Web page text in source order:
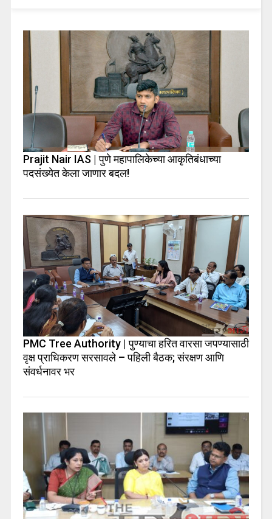
Prajit Nair IAS | पुणे महापालिकेच्या आकृतिबंधाच्या
पदसंख्येत केला जाणार बदल!
PMC Tree Authority | पुण्याचा हरित वारसा जपण्यासाठी
वृक्ष प्राधिकरण सरसावले – पहिली बैठक; संरक्षण आणि
संवर्धनावर भर